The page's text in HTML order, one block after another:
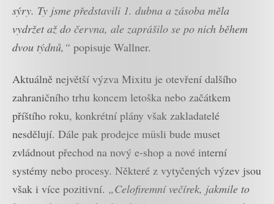
sýry. Ty jsme představili 1. dubna a zásoba měla
vydržet až do června, ale zaprášilo se po nich během
dvou týdnů,“ popisuje Wallner.
Aktuálně největší výzva Mixitu je otevření dalšího
zahraničního trhu koncem letoška nebo začátkem
příštího roku, konkrétní plány však zakladatelé
nesdělují. Dále pak prodejce müsli bude muset
zvládnout přechod na nový e-shop a nové interní
systémy nebo procesy. Některé z vytyčených výzev jsou
však i více pozitivní. „Celofiremní večírek, jakmile to